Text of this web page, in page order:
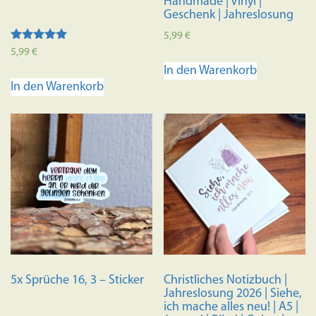
Bewertet mit
5,99€
In den Warenkorb
Geschenk | Jahreslosung
5,99€
In den Warenkorb
5x Sprüche 16, 3 – Sticker
Christliches Notizbuch |
Jahreslosung 2026 | Siehe,
ich mache alles neu! | A5 |